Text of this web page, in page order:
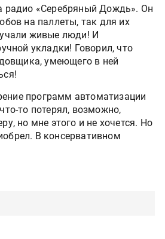
радио «Серебряный Дождь». Он
на паллеты, так для их
живые люди! И
укладки! Говорил, что
умеющего в ней
программ автоматизации
то потерял, возможно,
но мне этого и не хочется. Но
В консервативном